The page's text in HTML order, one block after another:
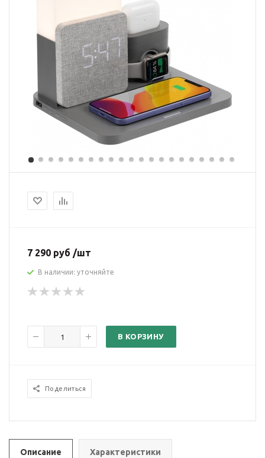
7 290 руб /шт
В наличии: уточняйте
В КОРЗИНУ
Поделиться
Описание Характеристики